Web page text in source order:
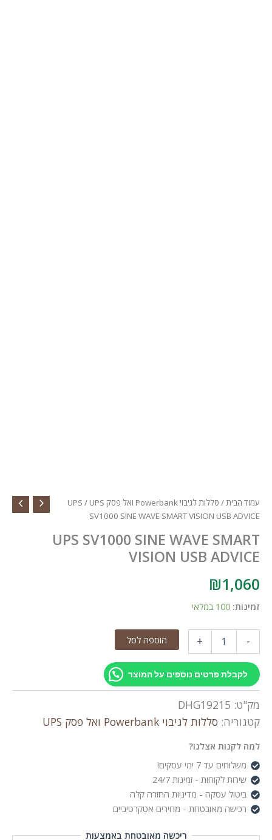
עמוד הבית/ סללות לגיבוי Powerbank ואל פסק UPS
/ UPS
SV1000 SINE WAVE SMART VISION USB ADVICE
UPS SV1000 SINE WAVE SMART
VISION USB ADVICE
₪1,060
זמינות: 100 במלאי
-
SV1000
SINE
SMART
VISION
USB
ADVICE
+ הוספה לסל
לקבלת פרטים נוספים על המוצר
מק"ט: DHG19215
קטגוריה: סללות לגיבוי Powerbank ואל פסק UPS
למה לקנות אצלנו?
משלוחים עד 7 ימי עסקים!
שירות לקוחות - זמינות 24/7
ביטול עסקה - מדיניות החזרה קלה
רכישה מאובטחת - מחירים אטקרטיביים
ריכשה מאובטחת באמצעות